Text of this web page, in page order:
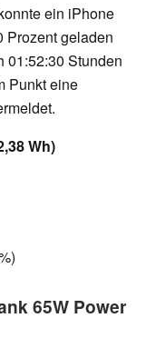
ein iPhone
Prozent geladen
01:52:30 Stunden
Punkt eine
Wh)
65W Power